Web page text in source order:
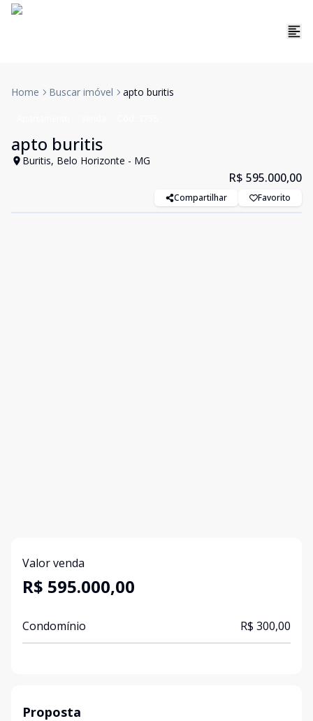
Home Buscar imóvel apto buritis
apto buritis
Buritis, Belo Horizonte - MG
R$ 595.000,00
Compartilhar Favorito
Valor venda
R$ 595.000,00
Condomínio R$ 300,00
Proposta